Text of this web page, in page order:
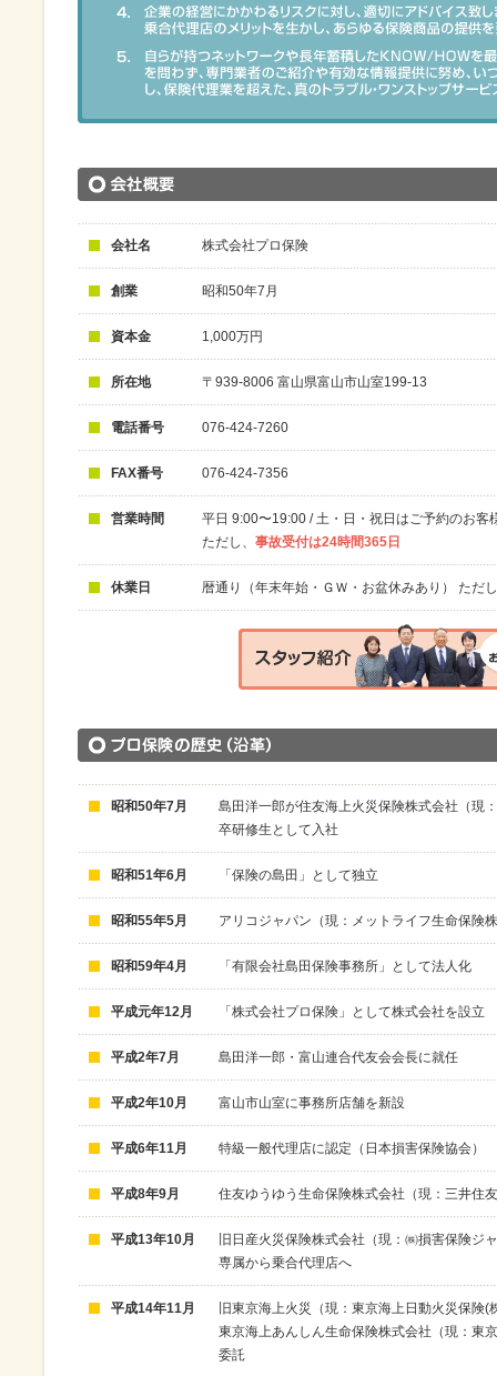
会社名 株式会社プロ保険
創業 昭和50年7月
資本金 1,000万円
所在地 〒939-8006 富山県富山市山室199-13
電話番号 076-424-7260
FAX番号 076-424-7356
営業時間
平日 9:00〜19:00 / 土・日・祝日はご予約のお客
ただし、 事故受付は24時間365日
休業日 暦通り（年末年始・ＧＷ・お盆休みあり） ただ
昭和50年7月
島田洋一郎が住友海上火災保険株式会社（現
卒研修生として入社
昭和51年6月 「保険の島田」として独立
昭和55年5月 アリコジャパン（現：メットライフ生命保険
昭和59年4月 「有限会社島田保険事務所」として法人化
平成元年12月 「株式会社プロ保険」として株式会社を設立
平成2年7月 島田洋一郎・富山連合代友会会長に就任
平成2年10月 富山市山室に事務所店舗を新設
平成6年11月 特級一般代理店に認定（日本損害保険協会）
平成8年9月 住友ゆうゆう生命保険株式会社（現：三井住
平成13年10月
旧日産火災保険株式会社（現：㈱損害保険ジ
専属から乗合代理店へ
平成14年11月
旧東京海上火災（現：東京海上日動火災保険(
東京海上あんしん生命保険株式会社（現：東
委託